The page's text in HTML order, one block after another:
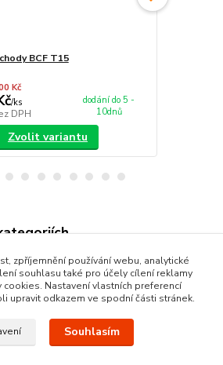
BCF T15
Kč
/ks
DPH
dodání do 5 -
10dnů
Zvolit variantu
zpříjemnění používání webu, analytické
souhlasu také pro účely cílení reklamy
cookies. Nastavení vlastních preferencí
upravit odkazem ve spodní části stránek.
Souhlasím